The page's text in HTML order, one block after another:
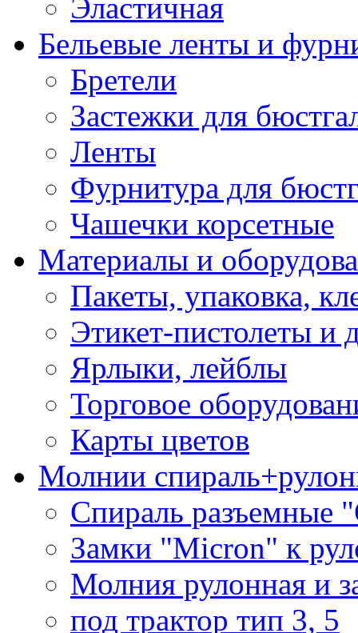
Эластичная
Бельевые ленты и
Бретели
Застежки для
Ленты
Фурнитура для
Чашечки корсетные
Материалы и
Пакеты, упаковка,
Этикет-пистолеты и
Ярлыки, лейблы
Торговое
Карты цветов
Молнии
Спираль разъемные
Замки "Micron" к
Молния рулонная и
под трактор тип 3, 5